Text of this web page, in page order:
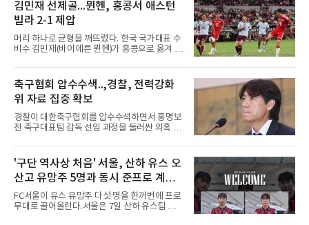
은 그가 처음이다. 묀헨글라트바흐는 23일 DFB
포칼 1라운드, 29일 라이프치히
크와의 2026-2027 벨기에 주필러리그 1라운드
홈 경기에 선발로 나서 경기 종료까지 뛰었다.출
발 자체가 빨랐다. 2026 북중미 월드컵에서 한국
의 조별리그 3경기를 모두 풀타임으로 소화하며
대표팀 중앙 수비의 주축으로 자리 잡은 그는 덴
선발로 곧장 투입돼 90분을 소화하며 팀의 3-0
완승에 힘을 보탰다.기록도
김민재 선제골...뮌헨, 홍콩서 애스턴
빌라 2-1 제압
머리 하나로 균형을 깨뜨렸다. 한국 국가대표 수
비수 김민재(바이에른 뮌헨)가 홍콩으로 옮겨 열
리에 힘을 보탰다.김민재는 7일(현지시간) 홍콩
카이탁 스포츠파크에서 열린 애스턴 빌라(잉글
랜드)와의 친선경기에서 전반 37분 0의 균형을
깨는 골을 넣었다. 톰 비쇼프가 왼쪽 측면에서 올
린 프리킥에 묘하게 머리를 갖다 대 방향을 바꾸
며 골 그물을 흔들었다.흐름은 좋았다. 제주전에
서 주장 완장을 차고 30여 분을 소화했던 그는
로키로 교체됐다.분데스리가 최다 우승팀(35회)
뮌헨은 프리시즌 아시아
축구협회 압수수색..,경찰, 전력강화
위 자료 집중 확보
경찰이 대한축구협회를 압수수색하면서 홍명보
전 축구대표팀 감독 선임 과정을 둘러싼 의혹 규
비판이 홍 전 감독에게 집중됐지만 경찰의 시선
은 다른 곳을 향한다. 성적 부진과 별개로 선임
과정에 부당함이 있었는지가 수사의 본류다.7일
연합뉴스 취재를 종합하면 서울경찰청 광역수사
단 금융범죄수사대는 전날 축구협회 사무실 등
을 압수수색해 감독 선임 관련 자료를 다수 확보
했다. 특히 감독 후보를 검토해 이사회에 추천하
'구단 역사상 처음' 서울, 산하 유스 오
산고 유망주 5명과 동시 준프로 계
약...ACL2 겨냥
FC서울이 유스 유망주 다섯 명을 한꺼번에 프로
무대로 끌어올린다.서울은 7일 산하 유스팀 서